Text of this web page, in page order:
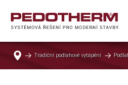
Tradiční podlahové vytápění